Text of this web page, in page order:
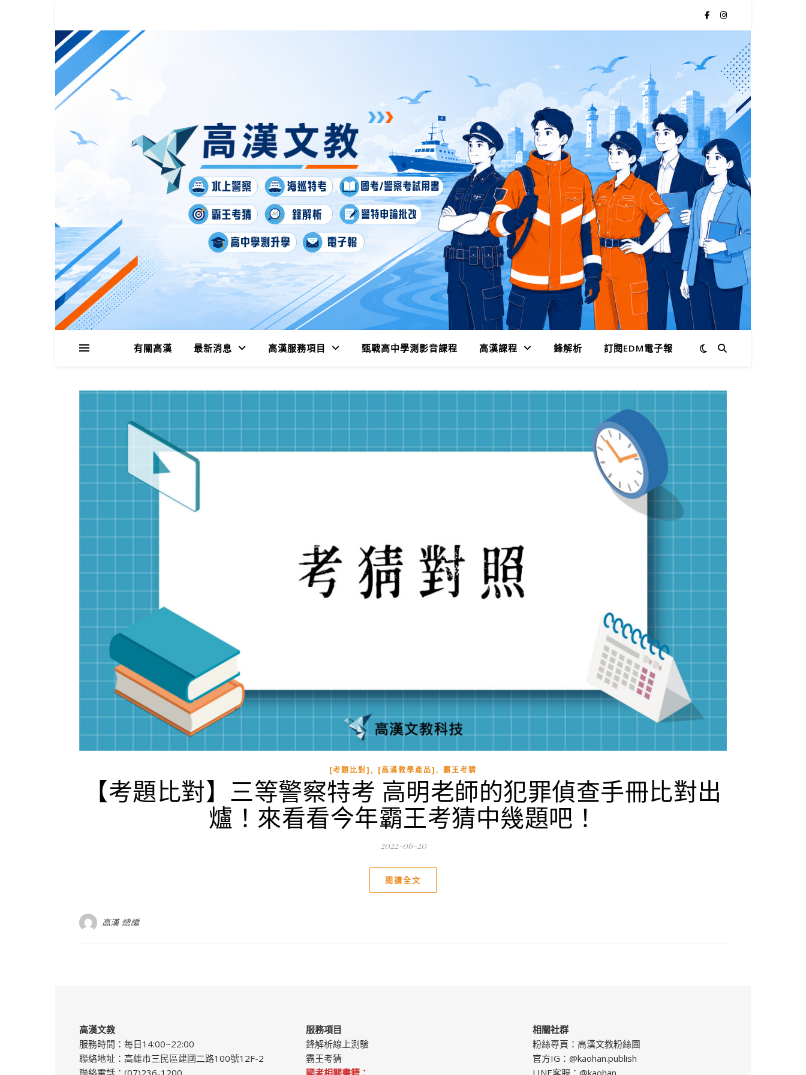
有關高漢 最新消息 高漢服務項目 甄戰高中學測影音課程 高漢課程 鋒解析 訂閱EDM電子報
[考題比對] , [高漢教學產品] , 霸王考猜
【考題比對】三等警察特考 高明老師的犯罪偵查手冊比對出
爐！來看看今年霸王考猜中幾題吧！
2022-06-20
閱讀全文
高漢 總編
高漢文教
服務時間：每日14:00~22:00
聯絡地址：高雄市三民區建國二路100號12F-2
聯絡電話：(07)236-1200
服務項目
鋒解析線上測驗
霸王考猜
國考相關書籍：
相關社群
粉絲專頁： 高漢文教粉絲團
官方IG： @kaohan.publish
LINE客服： @kaohan